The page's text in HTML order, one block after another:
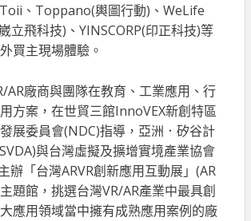
、Toppano(輿圖行動)、WeLife
立飛科技)、YINSCORP(印正科技)等
買主現場體驗。
AR廠商與團隊在教育、工業應用、行
方案，在世貿三館InnoVEX新創特區
展委員會(NDC)指導，亞洲．矽谷計
與台灣虛擬及擴增實境產業協會
辦「台灣ARVR創新應用互動展」(AR
題館，挑選台灣VR/AR產業中最具創
應用領域當中擁有成熟應用案例的廠